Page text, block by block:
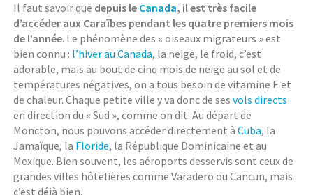
Il faut savoir que depuis le Canada, il est très facile
d’accéder aux Caraïbes pendant les quatre premiers mois
de l’année. Le phénomène des « oiseaux migrateurs » est
bien connu : l’hiver au Canada, la neige, le froid, c’est
adorable, mais au bout de cinq mois de neige au sol et de
températures négatives, on a tous besoin de vitamine E et
de chaleur. Chaque petite ville y va donc de sesvols directs
en direction du « Sud », comme on dit. Au départ de
Moncton, nous pouvons accéder directement àCuba, la
Jamaïque, la Floride, la République Dominicaine et au
Mexique. Bien souvent, les aéroports desservis sont ceux de
grandes villes hôtelières comme Varadero ou Cancun, mais
c’est déjà bien.